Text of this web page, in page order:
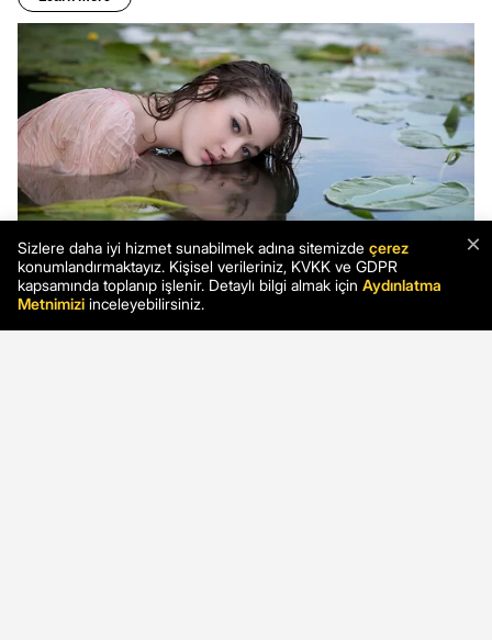
×
Sizlere daha iyi hizmet sunabilmek adına sitemizde çerez
konumlandırmaktayız. Kişisel verileriniz, KVKK ve GDPR
kapsamında toplanıp işlenir. Detaylı bilgi almak için Aydınlatma
Metnimizi inceleyebilirsiniz.